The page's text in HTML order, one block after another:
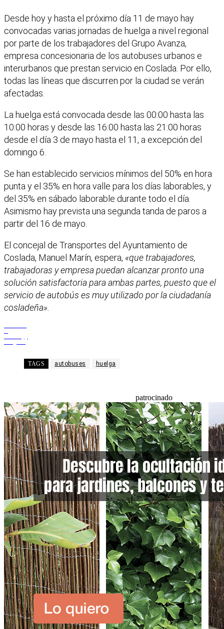
Desde hoy y hasta el próximo día 11 de mayo hay
convocadas varias jornadas de huelga a nivel regional
por parte de los trabajadores del Grupo Avanza,
empresa concesionaria de los autobuses urbanos e
interurbanos que prestan servicio en Coslada. Por ello,
todas las líneas que discurren por la ciudad se verán
afectadas.
La huelga está convocada desde las 00:00 hasta las
10:00 horas y desde las 16:00 hasta las 21:00 horas
desde el día 3 de mayo hasta el 11, a excepción del
domingo 6.
Se han establecido servicios mínimos del 50% en hora
punta y el 35% en hora valle para los días laborables, y
del 35% en sábado laborable durante todo el día.
Asimismo hay prevista una segunda tanda de paros a
partir del 16 de mayo.
El concejal de Transportes del Ayuntamiento de
Coslada, Manuel Marín, espera, «que trabajadores,
trabajadoras y empresa puedan alcanzar pronto una
solución satisfactoria para ambas partes, puesto que el
servicio de autobús es muy utilizado por la ciudadanía
cosladeña».
TAGS autobuses huelga
patrocinado